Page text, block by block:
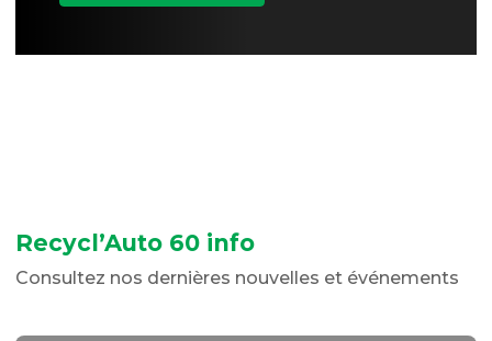
Recycl’Auto 60 info
Consultez nos dernières nouvelles et événements